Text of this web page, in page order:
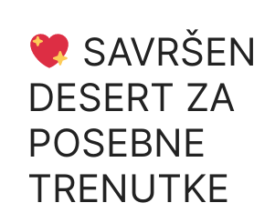
SAVRŠEN
DESERT ZA
POSEBNE
TRENUTKE